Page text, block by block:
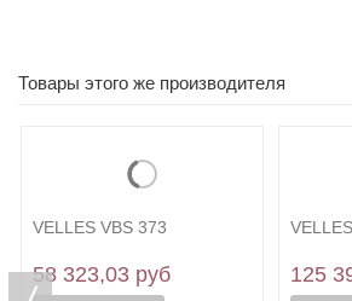
Товары этого же производителя